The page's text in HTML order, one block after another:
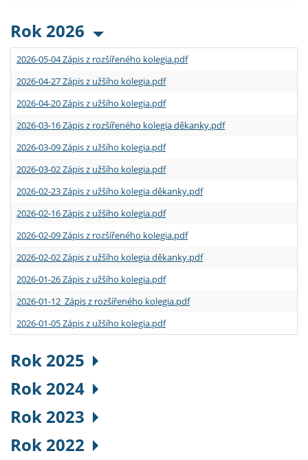
Rok 2026
2026-05-04 Zápis z rozšířeného kolegia.pdf
2026-04-27 Zápis z užšího kolegia.pdf
2026-04-20 Zápis z užšího kolegia.pdf
2026-03-16 Zápis z rozšířeného kolegia děkanky.pdf
2026-03-09 Zápis z užšího kolegia.pdf
2026-03-02 Zápis z užšího kolegia.pdf
2026-02-23 Zápis z užšího kolegia děkanky.pdf
2026-02-16 Zápis z užšího kolegia.pdf
2026-02-09 Zápis z rozšířeného kolegia.pdf
2026-02-02 Zápis z užšího kolegia děkanky.pdf
2026-01-26 Zápis z užšího kolegia.pdf
2026-01-12 Zápis z rozšířeného kolegia.pdf
2026-01-05 Zápis z užšího kolegia.pdf
Rok 2025
Rok 2024
Rok 2023
Rok 2022